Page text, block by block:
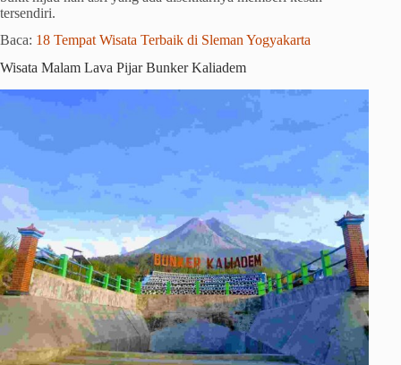
tersendiri.
Baca: 18 Tempat Wisata Terbaik di Sleman Yogyakarta
Wisata Malam Lava Pijar Bunker Kaliadem